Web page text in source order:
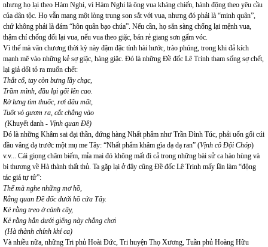
nhưng họ lại theo Hàm Nghi, vì Hàm Nghi là ông vua kháng chiến, hành động theo yêu cầu
của dân tộc. Họ vẫn mang một lòng trung son sắt với vua, nhưng đó phải là “minh quân”,
chứ không phải là đám “hôn quân bạo chúa”. Nếu cần, họ sẵn sàng chống lại mệnh vua,
thậm chí chống đối lại vua, nếu vua theo giặc, bán rẻ giang sơn gấm vóc.
Vì thế mà văn chương thời kỳ này đậm đặc tính hài hước, trào phúng, trong khi đả kích
mạnh mẽ vào những kẻ sợ giặc, hàng giặc. Đó là những Đề đốc Lê Trinh tham sống sợ chết,
lại giả dối tỏ ra muốn chết:
Thắt cổ, tay còn bưng lầy chạc,
Trầm mình, đầu lại gối lên cao.
Rờ lưng tìm thuốc, rơi đâu mất,
Tuốt vỏ gươm ra, cắt chẳng vào
(Khuyết danh - Vịnh quan Đề)
Đó là những Khâm sai đại thần, đứng hàng Nhất phẩm như Trần Đình Túc, phải uốn gối cúi
đầu vâng dạ trước một mụ me Tây: “Nhất phẩm khâm gìa dạ dạ ran” (Vịnh cô Đội Chóp)
v.v... Cái giọng châm biếm, mỉa mai đó không mất đi cả trong những bài sử ca hào hùng và
bi thương về Hà thành thất thủ. Ta gặp lại ở đây cũng Đề đốc Lê Trinh mấy lần làm “động
tác giả tự tử”:
Thế mà nghe những mơ hồ,
Rằng quan Đề đốc dưới hồ cửa Tây.
Kẻ rằng treo ở cành cây,
Kẻ rằng hẳn dưới giếng này chẳng chơi
(Hà thành chính khí ca)
Và nhiều nữa, những Tri phủ Hoài Đức, Tri huyện Thọ Xương, Tuần phủ Hoàng Hữu